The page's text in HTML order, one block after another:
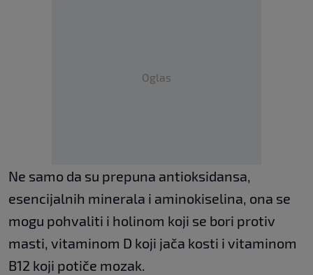
Oglas
Ne samo da su prepuna antioksidansa,
esencijalnih minerala i aminokiselina, ona se
mogu pohvaliti i holinom koji se bori protiv
masti, vitaminom D koji jača kosti i vitaminom
B12 koji potiče mozak.